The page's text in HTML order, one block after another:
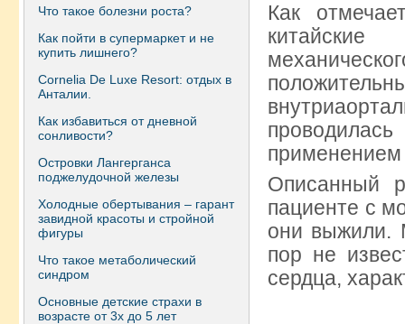
Что такое болезни роста?
Как пойти в супермаркет и не
купить лишнего?
Сornelia De Luxe Resort: отдых в
Анталии.
Как избавиться от дневной
сонливости?
Островки Лангерганса
поджелудочной железы
Холодные обертывания – гарант
завидной красоты и стройной
фигуры
Что такое метаболический
синдром
Основные детские страхи в
возрасте от 3х до 5 лет
Как
Описанный
пациенте с
они выжили.
пор не
сердца,